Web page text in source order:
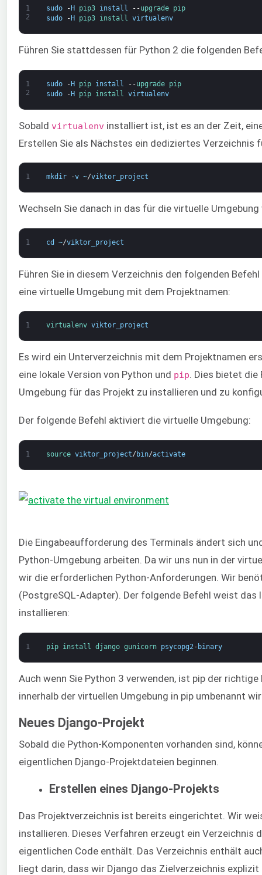
1
2
sudo - H pip3 install --upgrade pip
sudo
- H pip3 install virtualenv
Führen Sie stattdessen für Python 2 die folgenden
1
2
sudo -H pip install --upgrade pip
sudo
-H pip install virtualenv
Sobald virtualenv installiert ist, ist es an der Zeit,
Erstellen Sie als Nächstes ein dediziertes Verzeichnis
1 mkdir -v ~/viktor_project
Wechseln Sie danach in das für die virtuelle
1 cd ~/viktor_project
Führen Sie in diesem Verzeichnis den folgenden
eine virtuelle Umgebung mit dem Projektnamen:
1 virtualenv viktor_project
Es wird ein Unterverzeichnis mit dem Projektnamen
eine lokale Version von Python und pip . Dies bietet
Umgebung für das Projekt zu installieren und zu
Der folgende Befehl aktiviert die virtuelle Umgebung:
1 source viktor_project/ bin/activate
Die Eingabeaufforderung des Terminals ändert sich
Python-Umgebung arbeiten. Da wir uns nun in der
wir die erforderlichen Python-Anforderungen. Wir
(PostgreSQL-Adapter). Der folgende Befehl weist das
installieren:
1 pip install django gunicorn psycopg2 - binary
Auch wenn Sie Python 3 verwenden, ist pip der
innerhalb der virtuellen Umgebung in pip umbenannt
Neues Django-Projekt
Sobald die Python-Komponenten vorhanden sind,
eigentlichen Django-Projektdateien beginnen.
Erstellen eines Django-Projekts
Das Projektverzeichnis ist bereits eingerichtet. Wir
installieren. Dieses Verfahren erzeugt ein Verzeichnis
eigentlichen Code enthält. Das Verzeichnis enthält
liegt darin, dass wir Django das Zielverzeichnis